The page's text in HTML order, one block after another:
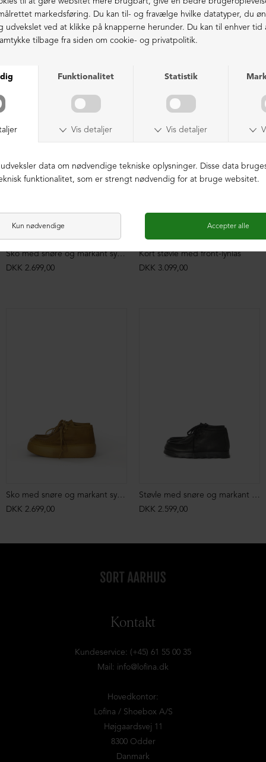
Sko med snøre og markant syning
DKK 2.699,00
Kort støvle med front-lynlås
DKK 3.099,00
Sko med snøre og markant syning
DKK 2.699,00
Støvle med snøre og markant syning
DKK 2.599,00
Kontakt
Kundeservice: (+45) 61 55 00 35
Mail: info@lofina.dk
Hovedkontor:
Lofina / Shoebox A/S
Højgaardsvej 11
8300 Odder
Danmark